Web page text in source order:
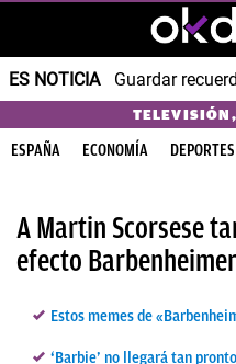
ES NOTICIA Guardar
ESPAÑA ECONOMÍA DEPORTES
A Martin Scorsese
efecto
Estos memes de
‘Barbie’ no llegará tan